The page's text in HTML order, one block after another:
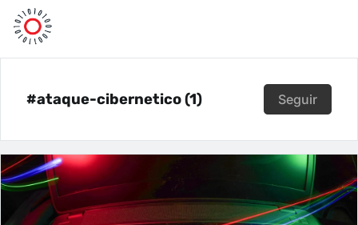
#ataque-cibernetico (1) Seguir